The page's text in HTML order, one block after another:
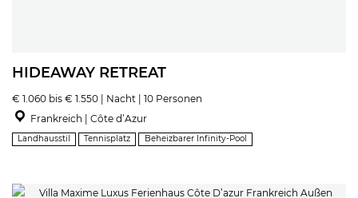
HIDEAWAY RETREAT
€ 1.060 bis € 1.550 | Nacht | 10 Personen
Frankreich | Côte d’Azur
Landhausstil Tennisplatz Beheizbarer Infinity-Pool